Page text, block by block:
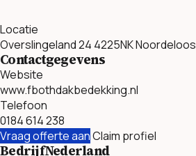
Locatie
Overslingeland 24 4225NK Noordeloos
Contactgegevens
Website
www.fbothdakbedekking.nl
Telefoon
0184 614 238
Vraag offerte aanClaim profiel
BedrijfNederland